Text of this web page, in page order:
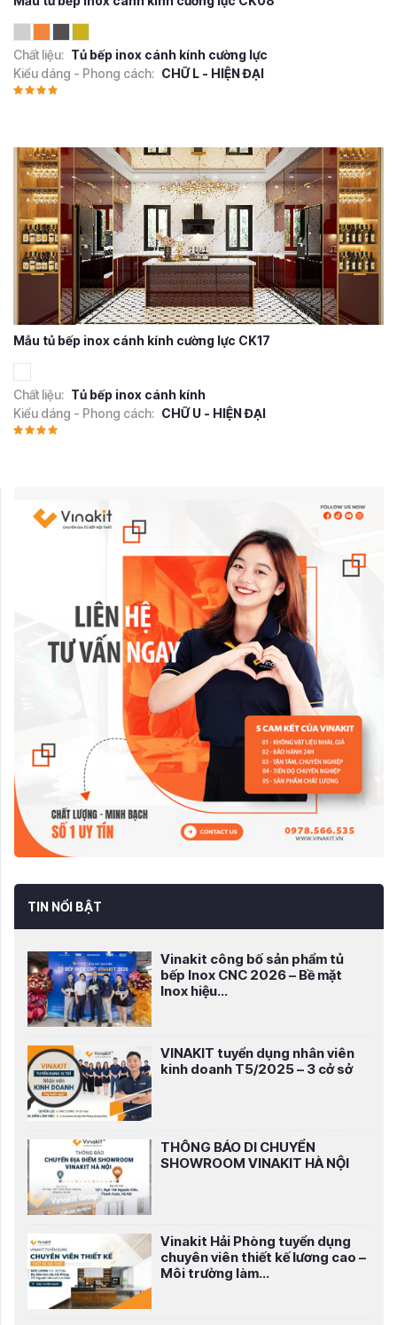
TIN NỔI BẬT
Vinakit công bố sản phẩm tủ
bếp Inox CNC 2026 – Bề mặt
Inox hiệu...
VINAKIT tuyển dụng nhân viên
kinh doanh T5/2025 – 3 cở sở
THÔNG BÁO DI CHUYỂN
SHOWROOM VINAKIT HÀ NỘI
Vinakit Hải Phòng tuyển dụng
chuyên viên thiết kế lương cao –
Môi trường làm...
Chất liệu: Tủ bếp inox cánh kính cường lực
Kiểu dáng - Phong cách: CHỮ L - HIỆN ĐẠI
Mẫu tủ bếp inox cánh kính cường lực CK17
Chất liệu: Tủ bếp inox cánh kính
Kiểu dáng - Phong cách: CHỮ U - HIỆN ĐẠI